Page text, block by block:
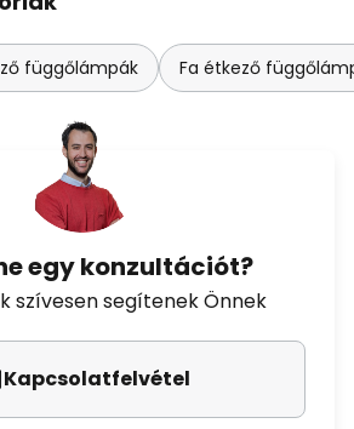
függőlámpák Fa étkező
egy konzultációt?
szívesen segítenek Önnek
Kapcsolatfelvétel